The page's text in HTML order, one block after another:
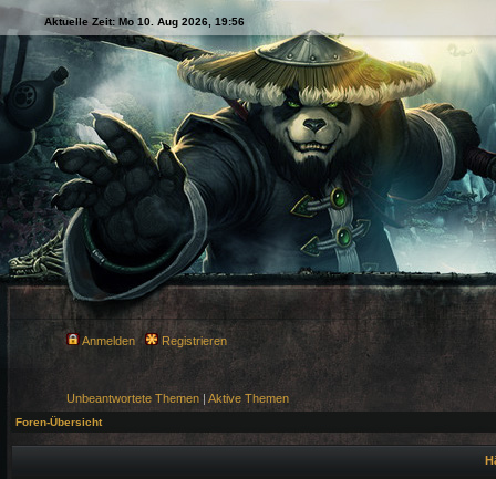
Aktuelle Zeit: Mo 10. Aug 2026, 19:56
Anmelden Registrieren
Unbeantwortete Themen | Aktive Themen
Foren-Übersicht